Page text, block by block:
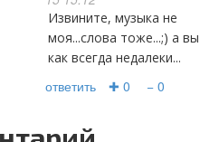
извините, музыка не
моя...слова тоже...;) а вы
как всегда недалеки...
ответить ✚ 0 − 0